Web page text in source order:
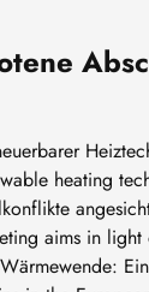
heating
aims in light